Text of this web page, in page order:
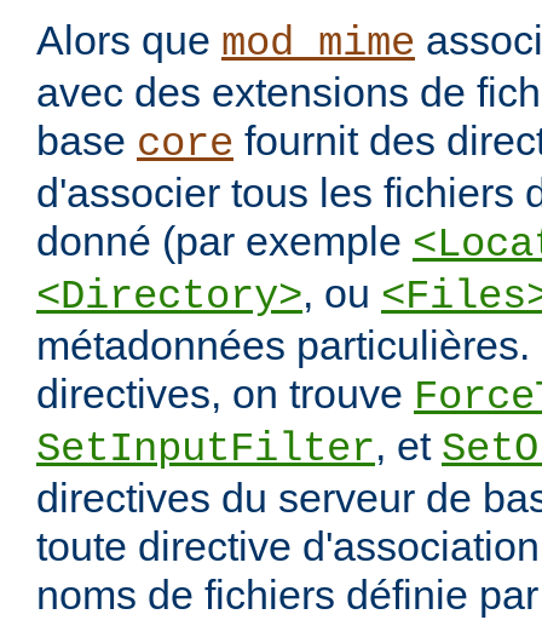
Alors que mod_mime
avec des extensions de
base core fournit des
d'associer tous les fichiers
donné (par exemple
<Directory>, ou
métadonnées
directives, on trouve
SetInputFilter, et
directives du serveur de
toute directive
noms de fichiers définie